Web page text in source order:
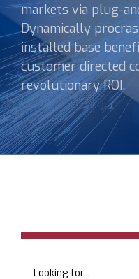
markets via plug-
Dynamically
installed base
customer directed
revolutionary ROI.